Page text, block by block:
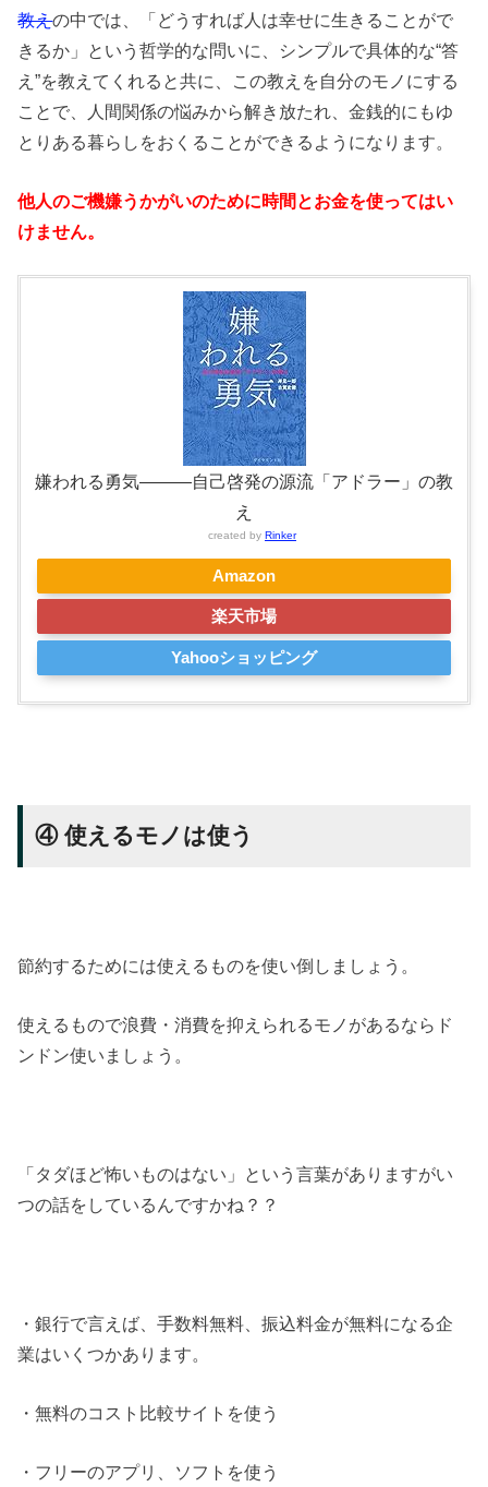
教えの中では、「どうすれば人は幸せに生きることがで
きるか」という哲学的な問いに、シンプルで具体的な“答
え”を教えてくれると共に、この教えを自分のモノにする
ことで、人間関係の悩みから解き放たれ、金銭的にもゆ
とりある暮らしをおくることができるようになります。
他人のご機嫌うかがいのために時間とお金を使ってはい
けません。
嫌われる勇気―――自己啓発の源流「アドラー」の教
え
created by Rinker
Amazon
楽天市場
Yahooショッピング
④ 使えるモノは使う
節約するためには使えるものを使い倒しましょう。
使えるもので浪費・消費を抑えられるモノがあるならド
ンドン使いましょう。
「タダほど怖いものはない」という言葉がありますがい
つの話をしているんですかね？？
・銀行で言えば、手数料無料、振込料金が無料になる企
業はいくつかあります。
・無料のコスト比較サイトを使う
・フリーのアプリ、ソフトを使う